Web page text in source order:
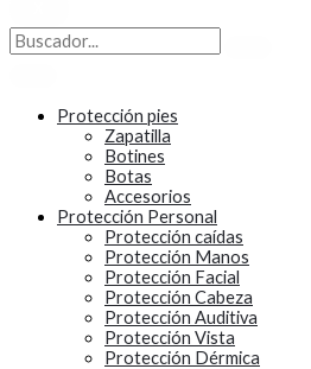
Protección pies
Zapatilla
Botines
Botas
Accesorios
Protección Personal
Protección caídas
Protección Manos
Protección Facial
Protección Cabeza
Protección Auditiva
Protección Vista
Protección Dérmica